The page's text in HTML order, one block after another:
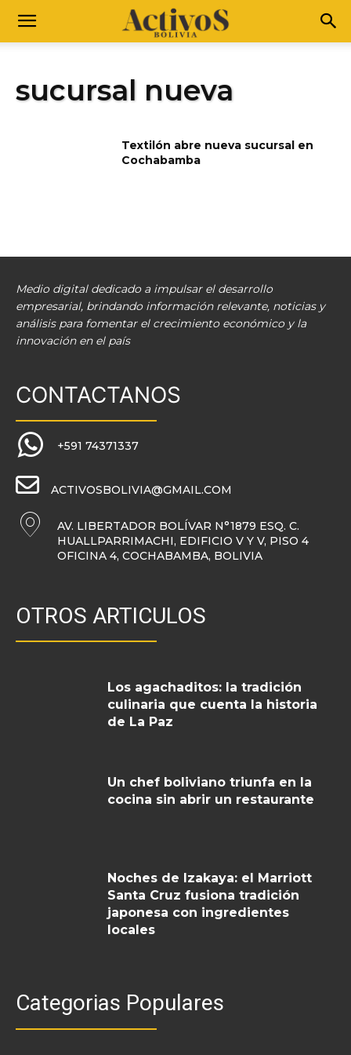
sucursal nueva
Textilón abre nueva sucursal en
Cochabamba
Medio digital dedicado a impulsar el desarrollo
empresarial, brindando información relevante, noticias y
análisis para fomentar el crecimiento económico y la
innovación en el país
CONTACTANOS
+591 74371337
ACTIVOSBOLIVIA@GMAIL.COM
AV. LIBERTADOR BOLÍVAR N°1879 ESQ. C.
HUALLPARRIMACHI, EDIFICIO V Y V, PISO 4
OFICINA 4, COCHABAMBA, BOLIVIA
OTROS ARTICULOS
Los agachaditos: la tradición
culinaria que cuenta la historia
de La Paz
Un chef boliviano triunfa en la
cocina sin abrir un restaurante
Noches de Izakaya: el Marriott
Santa Cruz fusiona tradición
japonesa con ingredientes
locales
Categorias Populares